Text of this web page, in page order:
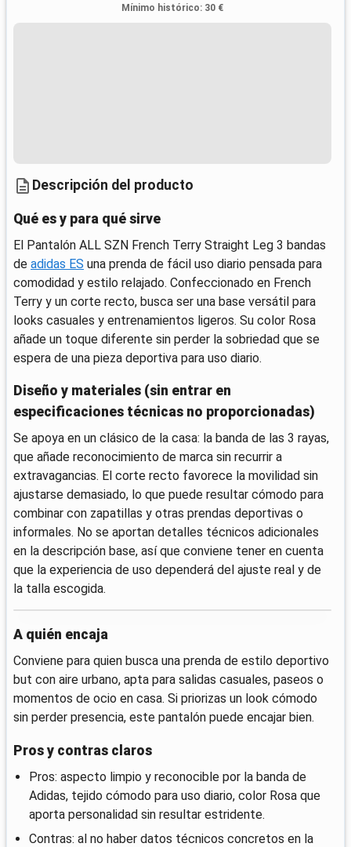
Mínimo histórico: 30 €
Descripción del producto
Qué es y para qué sirve
El Pantalón ALL SZN French Terry Straight Leg 3 bandas
de adidas ES una prenda de fácil uso diario pensada para
comodidad y estilo relajado. Confeccionado en French
Terry y un corte recto, busca ser una base versátil para
looks casuales y entrenamientos ligeros. Su color Rosa
añade un toque diferente sin perder la sobriedad que se
espera de una pieza deportiva para uso diario.
Diseño y materiales (sin entrar en
especificaciones técnicas no proporcionadas)
Se apoya en un clásico de la casa: la banda de las 3 rayas,
que añade reconocimiento de marca sin recurrir a
extravagancias. El corte recto favorece la movilidad sin
ajustarse demasiado, lo que puede resultar cómodo para
combinar con zapatillas y otras prendas deportivas o
informales. No se aportan detalles técnicos adicionales
en la descripción base, así que conviene tener en cuenta
que la experiencia de uso dependerá del ajuste real y de
la talla escogida.
A quién encaja
Conviene para quien busca una prenda de estilo deportivo
but con aire urbano, apta para salidas casuales, paseos o
momentos de ocio en casa. Si priorizas un look cómodo
sin perder presencia, este pantalón puede encajar bien.
Pros y contras claros
Pros: aspecto limpio y reconocible por la banda de
Adidas, tejido cómodo para uso diario, color Rosa que
aporta personalidad sin resultar estridente.
Contras: al no haber datos técnicos concretos en la